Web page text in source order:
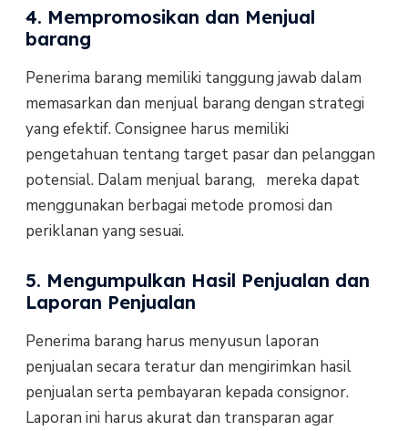
4. Mempromosikan dan Menjual
barang
Penerima barang memiliki tanggung jawab dalam
memasarkan dan menjual barang dengan strategi
yang efektif. Consignee harus memiliki
pengetahuan tentang target pasar dan pelanggan
potensial. Dalam menjual barang, mereka dapat
menggunakan berbagai metode promosi dan
periklanan yang sesuai.
5. Mengumpulkan Hasil Penjualan dan
Laporan Penjualan
Penerima barang harus menyusun laporan
penjualan secara teratur dan mengirimkan hasil
penjualan serta pembayaran kepada consignor.
Laporan ini harus akurat dan transparan agar